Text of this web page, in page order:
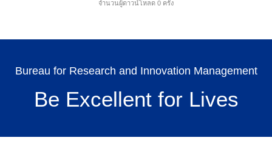
Search
จำนวนผู้ดาวน์โหลด 0 ครั้ง
Bureau for Research and Innovation Management
Be Excellent for Lives